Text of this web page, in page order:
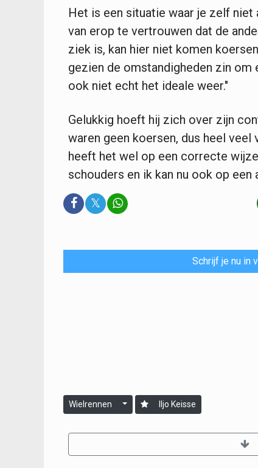
Het is een situatie waar je zelf
van erop te vertrouwen dat de
ziek is, kan hier niet komen
gezien de omstandigheden zin
ook niet echt het ideale weer."
Gelukkig hoeft hij zich over zijn
waren geen koersen, dus heel
heeft het wel op een correcte
schouders en ik kan nu ook op een
𝕏
Schrijf je nu in
Wielrennen Iljo Keisse